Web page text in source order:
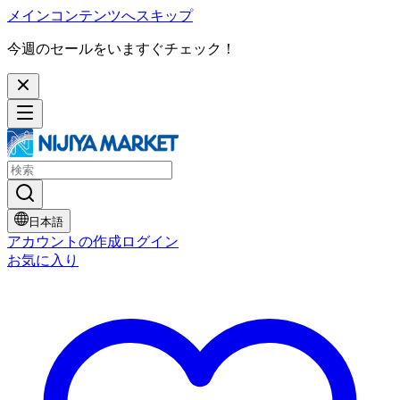
メインコンテンツへスキップ
今週のセールをいますぐチェック！
日本語
アカウントの作成ログイン
お気に入り